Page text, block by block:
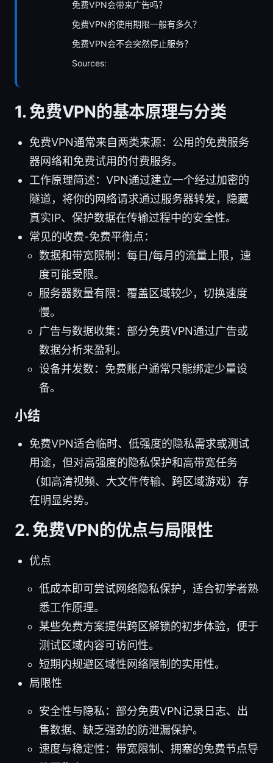
免费VPN会带来广告吗？
免费VPN的使用期限一般有多久？
免费VPN会不会突然停止服务？
Sources:
1. 免费VPN的基本原理与分类
免费VPN通常来自两类来源：公用的免费服务
器网络和免费试用的付费服务。
工作原理简述：VPN通过建立一个经过加密的
隧道，将你的网络请求通过服务器转发，隐藏
真实IP、保护数据在传输过程中的安全性。
常见的收费-免费平衡点：
数据和带宽限制：每日/每月的流量上限，速
度可能受限。
服务器数量有限：覆盖区域较少，切换速度
慢。
广告与数据收集：部分免费VPN通过广告或
数据分析来盈利。
设备并发数：免费账户通常只能绑定少量设
备。
小结
免费VPN适合临时、低强度的隐私需求或测试
用途，但对高强度的隐私保护和高带宽任务
（如高清视频、大文件传输、跨区域游戏）存
在明显劣势。
2. 免费VPN的优点与局限性
优点
低成本即可尝试网络隐私保护，适合初学者熟
悉工作原理。
某些免费方案提供跨区解锁的初步体验，便于
测试区域内容可访问性。
短期内规避区域性网络限制的实用性。
局限性
安全性与隐私：部分免费VPN记录日志、出
售数据、缺乏强劲的防泄漏保护。
速度与稳定性：带宽限制、拥塞的免费节点导